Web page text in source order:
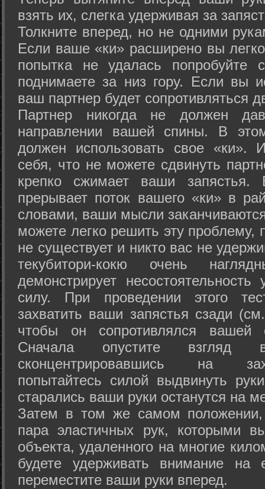
взять их, слегка удерживая за
Толкните вперед, но не одними
Если ваше «ки» расширено вы
попытка не удалась попробуйте
поднимаете за низ гору. Если вы
ваш партнер будет сопротивляться
Партнер никогда не должен
направлении вашей спины. В
должен использовать свое «ки».
себя, что не можете сдвинуть
крепко сжимает ваши запястья.
прерывает поток вашего «ки» в
словами, ваши мысли
можете легко решить эту проблему,
не существует и никто вас не
текубитори-кокю очень
демонстрирует
силу. При проведении этого
захватить ваши запястья сзади
чтобы он сопротивлялся вашей
Сначала опустите
сконцентрировавшись на
попытайтесь силой выдвинуть
старались ваши руки останутся на
Затем в том же самом положении,
пара эластичных рук, которыми
объекта, удаленного на многие
будете удерживать внимание на
переместите ваши руки вперед.